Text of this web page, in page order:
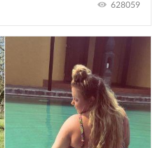
628059